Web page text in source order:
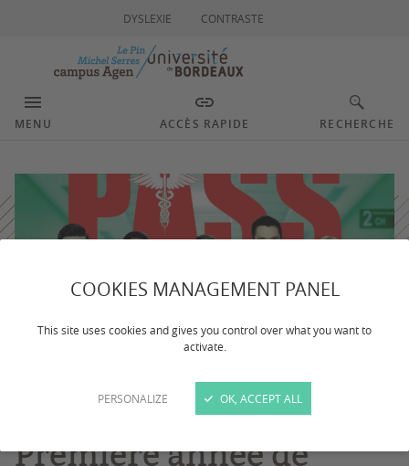
COOKIES MANAGEMENT PANEL
This site uses cookies and gives you control over what you want to
activate.
PERSONALIZE OK, ACCEPT ALL
DYSLEXIE CONTRASTE
MENU ACCÈS RAPIDE RECHERCHE
Première année de